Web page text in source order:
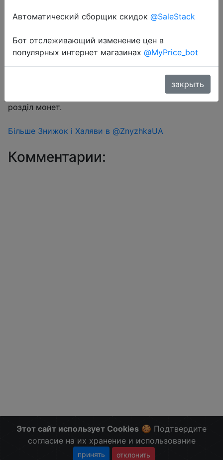
Перейти в магазин
Знижка монетками 212 Coins у додатку через
розділ монет.
Більше Знижок і Халяви в @ZnyzhkaUA
Комментарии:
Этот сайт использует Cookies 🍪 Подтвердите
согласие на их хранение и использование
принять отклонить
Автоматический сборщик скидок @SaleStack
Бот отслеживающий изменение цен в
популярных интернет магазинах @MyPrice_bot
закрыть